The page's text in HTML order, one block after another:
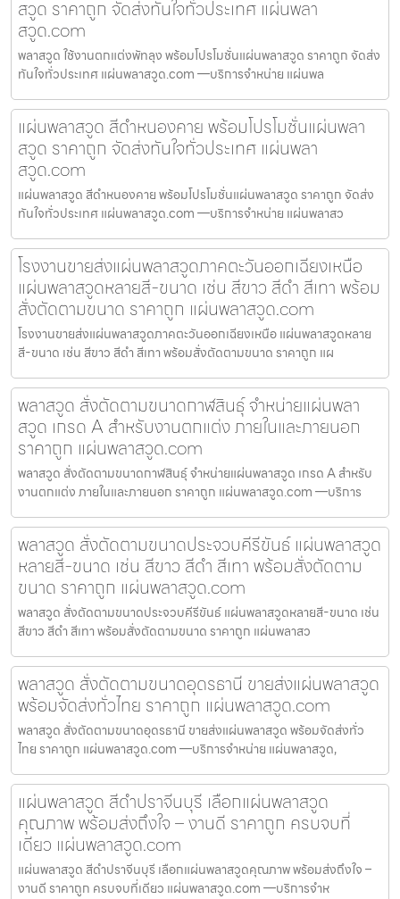
สวูด ราคาถูก จัดส่งทันใจทั่วประเทศ แผ่นพลา
สวูด.com
พลาสวูด ใช้งานตกแต่งพัทลุง พร้อมโปรโมชั่นแผ่นพลาสวูด ราคาถูก จัดส่ง
ทันใจทั่วประเทศ แผ่นพลาสวูด.com —บริการจำหน่าย แผ่นพล
แผ่นพลาสวูด สีดำหนองคาย พร้อมโปรโมชั่นแผ่นพลา
สวูด ราคาถูก จัดส่งทันใจทั่วประเทศ แผ่นพลา
สวูด.com
แผ่นพลาสวูด สีดำหนองคาย พร้อมโปรโมชั่นแผ่นพลาสวูด ราคาถูก จัดส่ง
ทันใจทั่วประเทศ แผ่นพลาสวูด.com —บริการจำหน่าย แผ่นพลาสว
โรงงานขายส่งแผ่นพลาสวูดภาคตะวันออกเฉียงเหนือ
แผ่นพลาสวูดหลายสี-ขนาด เช่น สีขาว สีดำ สีเทา พร้อม
สั่งตัดตามขนาด ราคาถูก แผ่นพลาสวูด.com
โรงงานขายส่งแผ่นพลาสวูดภาคตะวันออกเฉียงเหนือ แผ่นพลาสวูดหลาย
สี-ขนาด เช่น สีขาว สีดำ สีเทา พร้อมสั่งตัดตามขนาด ราคาถูก แผ
พลาสวูด สั่งตัดตามขนาดกาฬสินธุ์ จำหน่ายแผ่นพลา
สวูด เกรด A สำหรับงานตกแต่ง ภายในและภายนอก
ราคาถูก แผ่นพลาสวูด.com
พลาสวูด สั่งตัดตามขนาดกาฬสินธุ์ จำหน่ายแผ่นพลาสวูด เกรด A สำหรับ
งานตกแต่ง ภายในและภายนอก ราคาถูก แผ่นพลาสวูด.com —บริการ
พลาสวูด สั่งตัดตามขนาดประจวบคีรีขันธ์ แผ่นพลาสวูด
หลายสี-ขนาด เช่น สีขาว สีดำ สีเทา พร้อมสั่งตัดตาม
ขนาด ราคาถูก แผ่นพลาสวูด.com
พลาสวูด สั่งตัดตามขนาดประจวบคีรีขันธ์ แผ่นพลาสวูดหลายสี-ขนาด เช่น
สีขาว สีดำ สีเทา พร้อมสั่งตัดตามขนาด ราคาถูก แผ่นพลาสว
พลาสวูด สั่งตัดตามขนาดอุดรธานี ขายส่งแผ่นพลาสวูด
พร้อมจัดส่งทั่วไทย ราคาถูก แผ่นพลาสวูด.com
พลาสวูด สั่งตัดตามขนาดอุดรธานี ขายส่งแผ่นพลาสวูด พร้อมจัดส่งทั่ว
ไทย ราคาถูก แผ่นพลาสวูด.com —บริการจำหน่าย แผ่นพลาสวูด,
แผ่นพลาสวูด สีดำปราจีนบุรี เลือกแผ่นพลาสวูด
คุณภาพ พร้อมส่งถึงใจ – งานดี ราคาถูก ครบจบที่
เดียว แผ่นพลาสวูด.com
แผ่นพลาสวูด สีดำปราจีนบุรี เลือกแผ่นพลาสวูดคุณภาพ พร้อมส่งถึงใจ –
งานดี ราคาถูก ครบจบที่เดียว แผ่นพลาสวูด.com —บริการจำห